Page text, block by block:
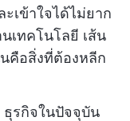
เข้าใจได้ไม่ยาก
เทคโนโลยี เส้น
คือสิ่งที่ต้องหลีก
ธุรกิจในปัจจุบัน